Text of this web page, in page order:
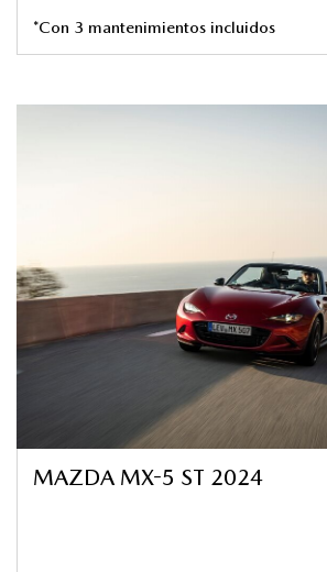
*Con 3 mantenimientos incluidos
MAZDA MX-5 ST 2024